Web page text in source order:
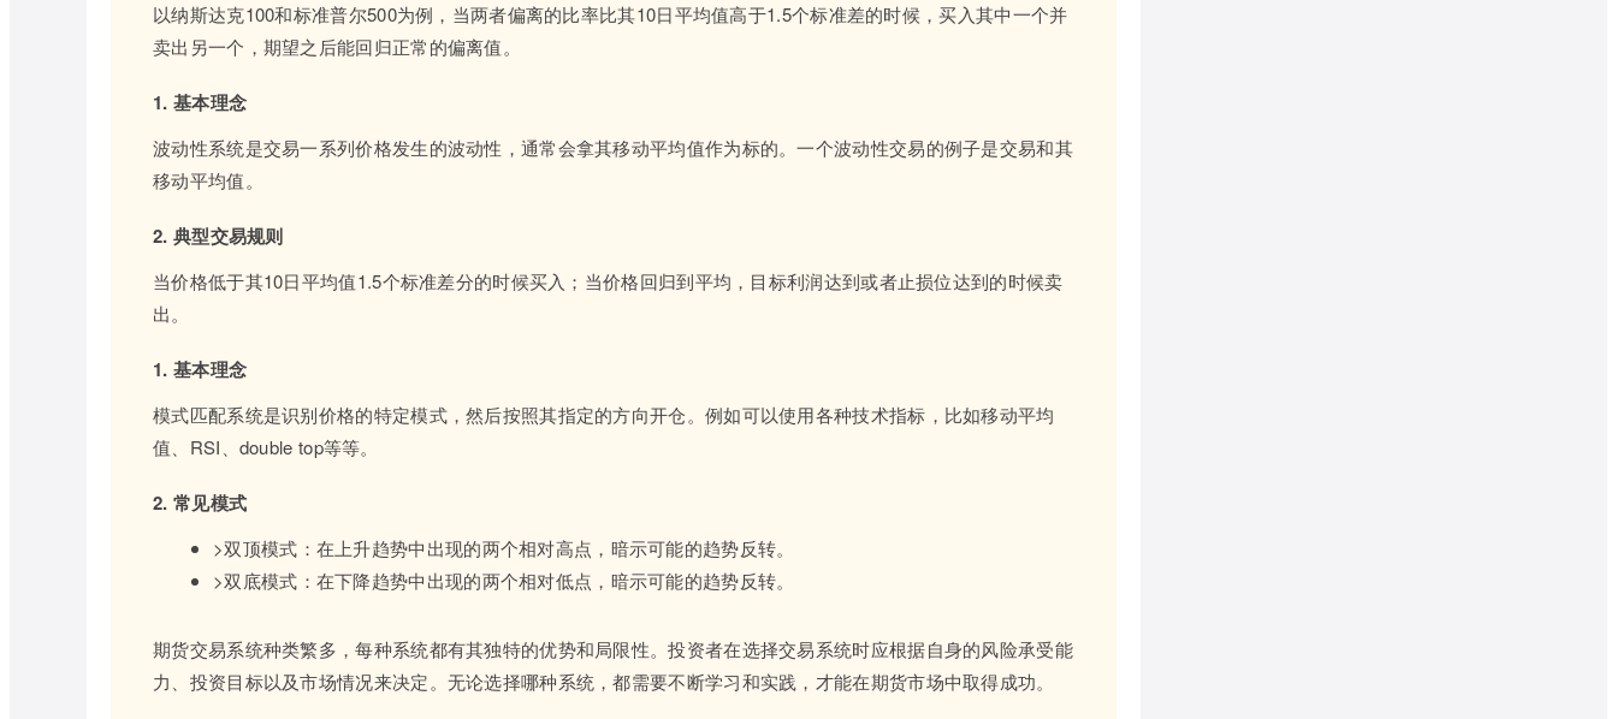
以纳斯达克100和标准普尔500为例，当两者偏离的比率比其10日平均值高于1.5个标准差的时候，买入其中一个并
卖出另一个，期望之后能回归正常的偏离值。
1. 基本理念
波动性系统是交易一系列价格发生的波动性，通常会拿其移动平均值作为标的。一个波动性交易的例子是交易和其
移动平均值。
2. 典型交易规则
当价格低于其10日平均值1.5个标准差分的时候买入；当价格回归到平均，目标利润达到或者止损位达到的时候卖
出。
1. 基本理念
模式匹配系统是识别价格的特定模式，然后按照其指定的方向开仓。例如可以使用各种技术指标，比如移动平均
值、RSI、double top等等。
2. 常见模式
>双顶模式：在上升趋势中出现的两个相对高点，暗示可能的趋势反转。
>双底模式：在下降趋势中出现的两个相对低点，暗示可能的趋势反转。
期货交易系统种类繁多，每种系统都有其独特的优势和局限性。投资者在选择交易系统时应根据自身的风险承受能
力、投资目标以及市场情况来决定。无论选择哪种系统，都需要不断学习和实践，才能在期货市场中取得成功。